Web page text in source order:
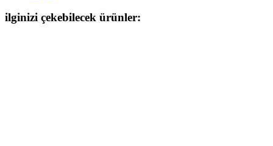
ilginizi çekebilecek ürünler: